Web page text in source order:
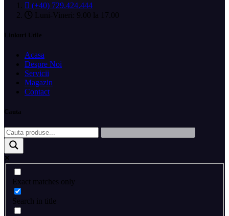
(+40) 729.424.444
Luni-Vineri: 9.00 la 17.00
Linkuri Utile
Acasa
Despre Noi
Servicii
Magazin
Contact
Cauta
Exact matches only
Search in title